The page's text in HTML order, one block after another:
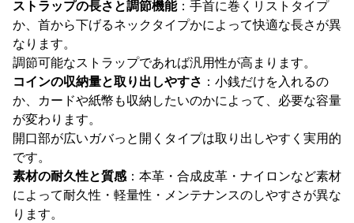
ストラップの長さと調節機能：手首に巻くリストタイプ
か、首から下げるネックタイプかによって快適な長さが異
なります。
調節可能なストラップであれば汎用性が高まります。
コインの収納量と取り出しやすさ ：小銭だけを入れるの
か、カードや紙幣も収納したいのかによって、必要な容量
が変わります。
開口部が広いガバっと開くタイプは取り出しやすく実用的
です。
素材の耐久性と質感：本革・合成皮革・ナイロンなど素材
によって耐久性・軽量性・メンテナンスのしやすさが異な
ります。